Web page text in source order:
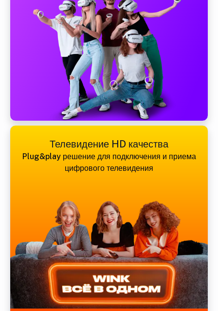
Телевидение HD качества
Plug&play решение для подключения и приема
цифрового телевидения